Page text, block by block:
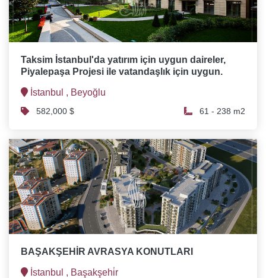
Taksim İstanbul'da yatırım için uygun daireler,
Piyalepaşa Projesi ile vatandaşlık için uygun.
İstanbul , Beyoğlu
582,000 $ 61 - 238 m2
BAŞAKŞEHİR AVRASYA KONUTLARI
İstanbul , Başakşehi̇r